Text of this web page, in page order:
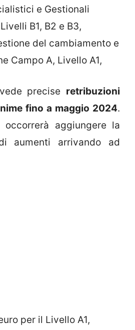
e Gestionali
B1, B2 e B3,
del cambiamento e
Campo A, Livello A1,
precise retribuzioni
fino a maggio 2024.
aggiungere la
aumenti arrivando ad
per il Livello A1,